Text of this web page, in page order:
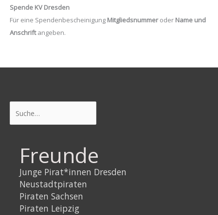
Spende KV Dresden
Für eine Spendenbescheinigung Mitgliedsnummeroder Name und
Anschriftangeben.
Freunde
Junge Pirat*innen Dresden
Neustadtpiraten
Piraten Sachsen
Piraten Leipzig